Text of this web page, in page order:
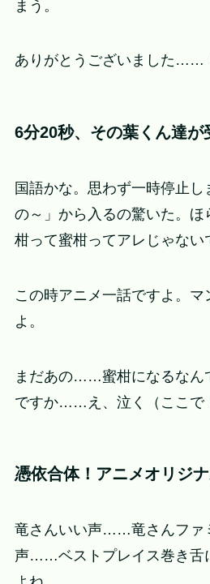
まう。
ありがとうございました……
6分20秒、その葉くん達が
国語かな。思わず一時停止し
の～」から入るの驚いた。ほ
柑って蜜柑ってアレじゃな
この時アニメ一話ですよ。マ
よ。
まだあの……蜜柑になるなん
ですか……え、泣く（ここで
憑依合体！アニメオリジ
竜さんいい声……竜さんファ
声……ベストプレイス巻き舌